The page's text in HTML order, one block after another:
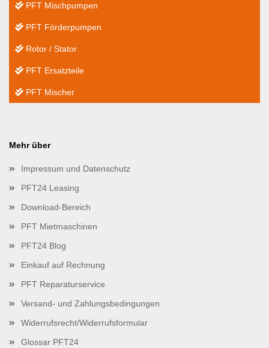
PFT Mischpumpen
PFT Förderpumpen
Rotor / Stator
PFT Ersatzteile
PFT Mischer
Mehr über
Impressum und Datenschutz
PFT24 Leasing
Download-Bereich
PFT Mietmaschinen
PFT24 Blog
Einkauf auf Rechnung
PFT Reparaturservice
Versand- und Zahlungsbedingungen
Widerrufsrecht/Widerrufsformular
Glossar PFT24